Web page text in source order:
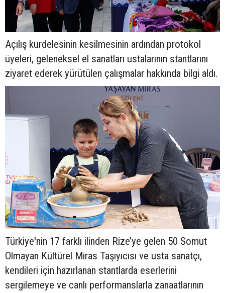
Açılış kurdelesinin kesilmesinin ardından protokol
üyeleri, geleneksel el sanatları ustalarının stantlarını
ziyaret ederek yürütülen çalışmalar hakkında bilgi aldı.
Türkiye'nin 17 farklı ilinden Rize’ye gelen 50 Somut
Olmayan Kültürel Miras Taşıyıcısı ve usta sanatçı,
kendileri için hazırlanan stantlarda eserlerini
sergilemeye ve canlı performanslarla zanaatlarının